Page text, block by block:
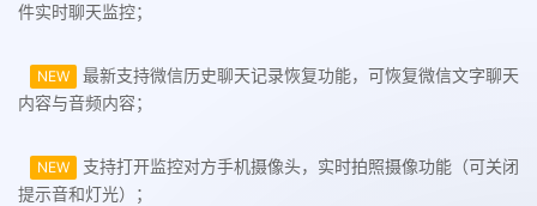
件实时聊天监控；
NEW
最新支持微信历史聊天记录恢复功能，可恢复微信文字聊天
内容与音频内容；
NEW
支持打开监控对方手机摄像头，实时拍照摄像功能（可关闭
提示音和灯光）；